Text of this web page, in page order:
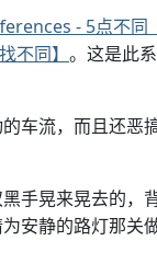
- 5点不同
不同】 。这是此
车流，而且还恶
手晃来晃去的，
安静的路灯那关